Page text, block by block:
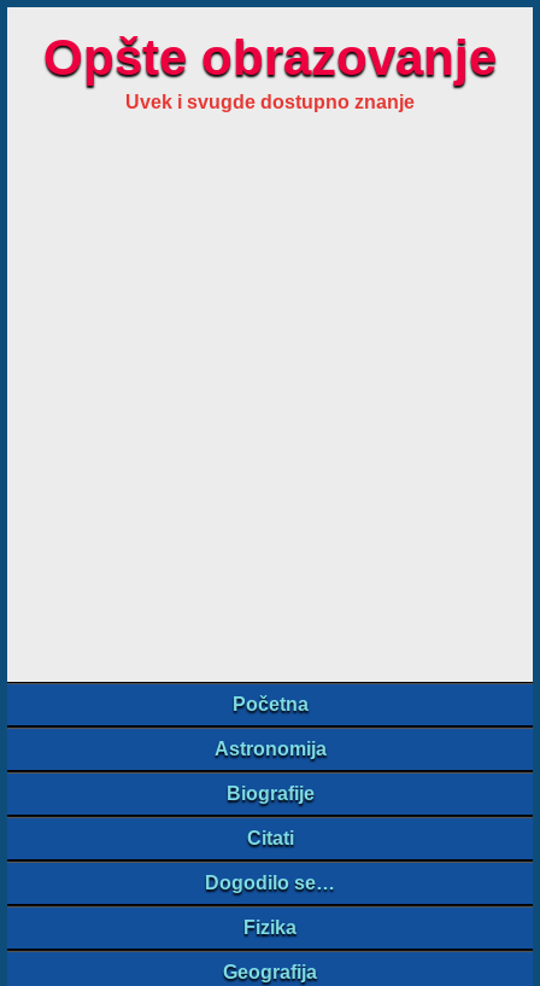
Opšte obrazovanje
Uvek i svugde dostupno znanje
Početna
Astronomija
Biografije
Citati
Dogodilo se…
Fizika
Geografija